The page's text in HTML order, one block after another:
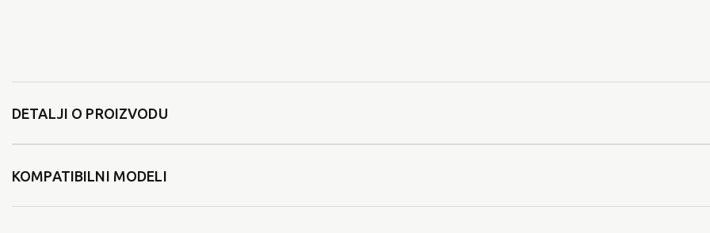
DETALJI O PROIZVODU
KOMPATIBILNI MODELI